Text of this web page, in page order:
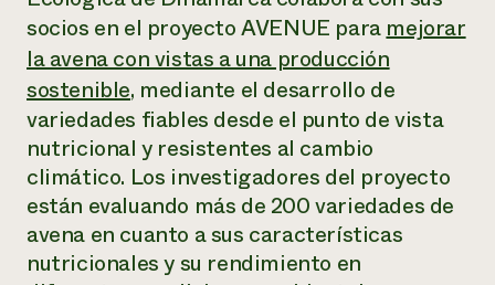
Informes anuales y financieros
Historias de impacto
Informe de
impacto 2024
LEER EL INFORME
Latinos en la agricultura
Sistemas alimentarios locales
Agricultura urbana
Las mujeres en la agricultura
Evento anual de reciclaje de productos electrónicos
Programa de descuentos de NorthWestern Energy
Blog
Podcasts
Publicaciones
Cursos cortos
Vídeos
Oportunidades de financiación
Asociaciones empresariales
Donaciones planificadas
Boletín
Consultas de los medios de comunicación
Todos
socios en el proyecto AVENUE paramejorar
la avena con vistas a una producción
sostenible, mediante el desarrollo de
variedades fiables desde el punto de vista
nutricional y resistentes al cambio
climático. Los investigadores del proyecto
están evaluando más de 200 variedades de
avena en cuanto a sus características
nutricionales y su rendimiento en